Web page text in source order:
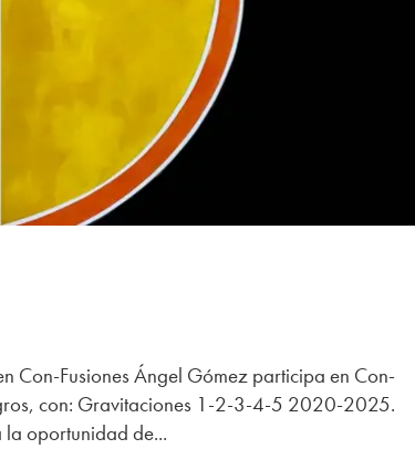
Fusiones Ángel Gómez participa en Con-
con: Gravitaciones 1-2-3-4-5 2020-2025.
oportunidad de...